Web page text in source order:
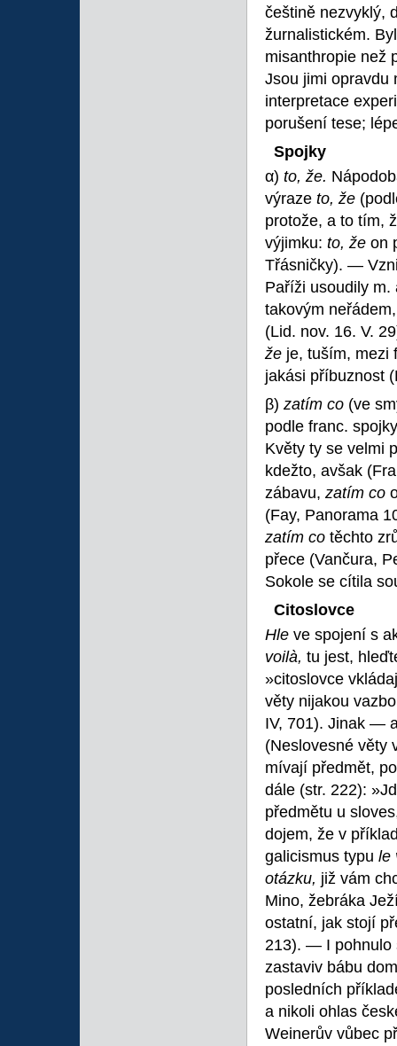
češtině nezvyklý,
žurnalistickém.
misanthropie než
Jsou jimi opravdu
interpretace
porušení tese;
Spojky
α) to, že.
výraze to, že
protože, a to tím,
výjimku: to, že on
Třásničky). —
Paříži usoudily
takovým
(Lid. nov. 16. V.
že je, tuším, mezi
jakási příbuznost
β) zatím co (ve
podle franc.
Květy ty se velmi
kdežto, avšak
zábavu, zatím co
(Fay, Panorama
zatím co těchto
přece (Vančura,
Sokole se cítila
Citoslovce
Hle ve spojení s
voilà, tu jest,
»citoslovce
věty nijakou
IV, 701). Jinak —
(Neslovesné věty
mívají předmět,
dále (str. 222):
předmětu u
dojem, že v
galicismus typu le
otázku, již vám
Mino, žebráka
ostatní, jak stojí
213). — I pohnulo
zastaviv bábu
posledních
a nikoli ohlas
Weinerův vůbec